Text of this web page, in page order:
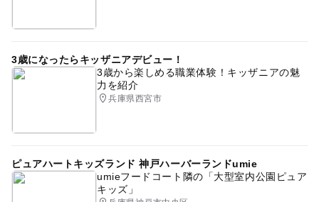
3歳になったらキッザニアデビュー！
3歳から楽しめる職業体験！キッザニアの魅
力を紹介
兵庫県西宮市
ピュアハートキッズランド 神戸ハーバーランドumie
umieフードコート隣の「大型室内公園ピュア
キッズ」